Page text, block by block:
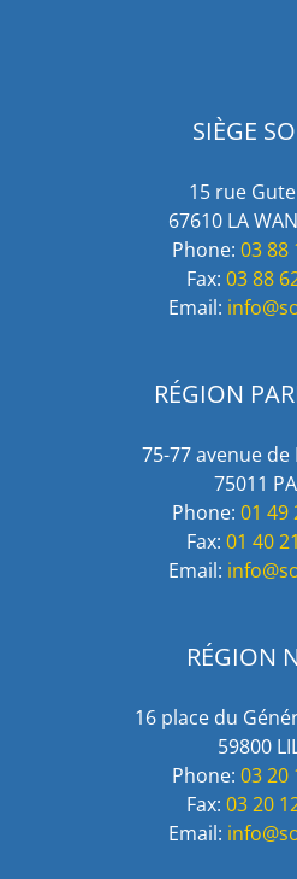
SIÈGE
15 rue
67610 LA
Phone: 03 88
Fax: 03 88
Email:
RÉGION
75-77 avenue
75011
Phone: 01 49
Fax: 01 40
Email:
RÉGION
16 place du
59800
Phone: 03 20
Fax: 03 20
Email: